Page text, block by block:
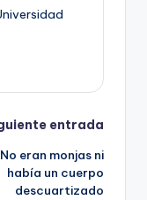
entrada
No eran monjas ni
había un cuerpo
descuartizado